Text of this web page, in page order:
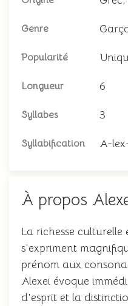
Genre
Popularité
Longueur 6
Syllabes 3
Syllabification A-
À propos
La richesse culturelle
s'expriment
prénom aux
Alexei évoque
d'esprit et la